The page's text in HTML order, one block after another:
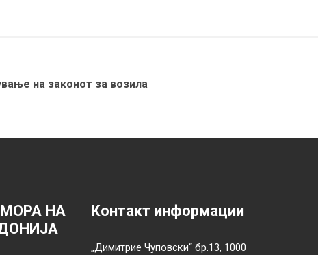
на законот за возила
НА
Контакт информации
„Димитрие Чуповски“ бр.13, 1000